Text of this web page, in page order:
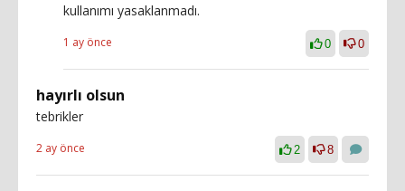
kullanımı yasaklanmadı.
1 ay önce 0 0
hayırlı olsun
tebrikler
2 ay önce 2 8